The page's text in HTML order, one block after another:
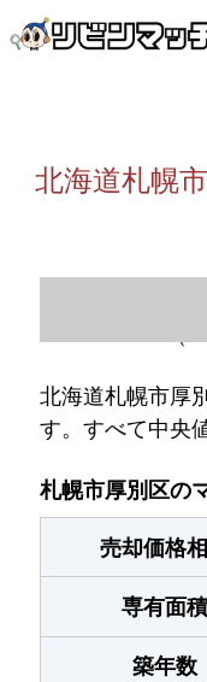
北海道札幌
北海道札幌市厚
す。すべて中央
札幌市厚別区の
売却価格
専有面積
築年数